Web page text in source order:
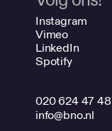
Instagram
Vimeo
LinkedIn
Spotify
020 624 47 48
info@bno.nl